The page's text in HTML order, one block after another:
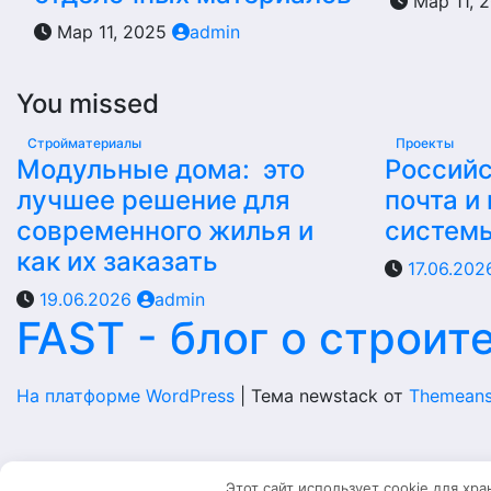
Мар 11, 2025 admin
You missed
Стройматериалы
Модульные дома: это
лучшее решение для
современного жилья и
как их заказать
19.06.2026 admin
Проекты
почта
FAST - блог о
На платформе WordPress Тема newstack от
Этот сайт использует cookie для